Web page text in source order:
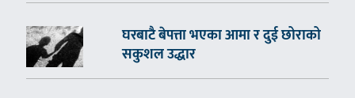
घरबाटै बेपत्ता भएका आमा र दुई छोराको
सकुशल उद्धार